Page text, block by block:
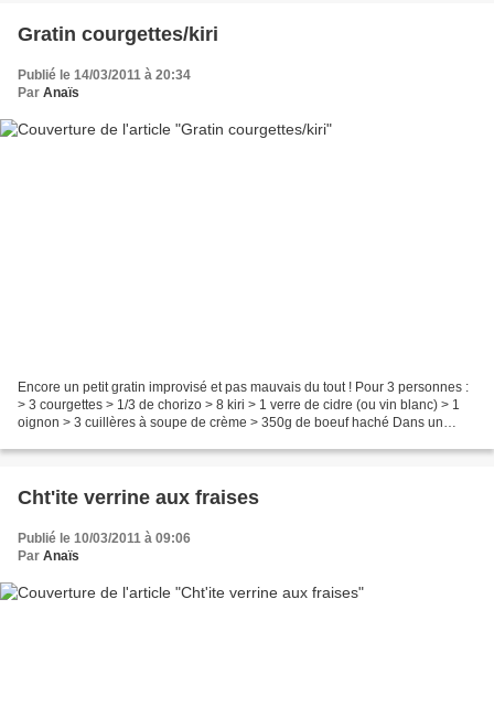
Gratin courgettes/kiri
Publié le 14/03/2011 à 20:34
Par Anaïs
Encore un petit gratin improvisé et pas mauvais du tout ! Pour 3 personnes :
> 3 courgettes > 1/3 de chorizo > 8 kiri > 1 verre de cidre (ou vin blanc) > 1
oignon > 3 cuillères à soupe de crème > 350g de boeuf haché Dans un
Cht'ite verrine aux fraises
Publié le 10/03/2011 à 09:06
Par Anaïs